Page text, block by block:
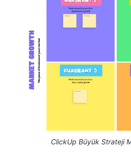
ClickUp Büyük Strateji